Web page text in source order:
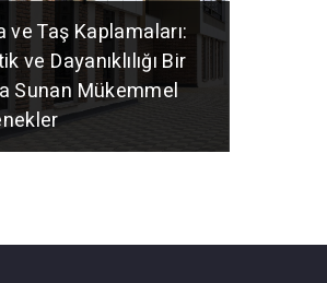
ve Taş Kaplamaları:
ve Dayanıklılığı Bir
Sunan Mükemmel